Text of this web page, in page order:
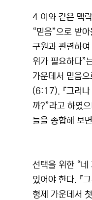
4 이와 같은 맥
“믿음”으로 받
구원과 관련하
위가 필요하다”
가운데서 믿음
(6:17). 『그러
까?”라고 하였
들을 종합해 보
선택을 위한 “네
있어야 한다. 『
형제 가운데서